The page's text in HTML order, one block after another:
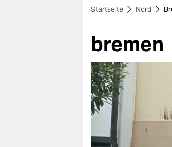
themen
politik
öko
gesellschaft
kultur
sport
Startseite Nord
bremen